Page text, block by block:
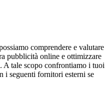
comprendere e valutare
pubblicità online e ottimizzare
A tale scopo confrontiamo i tuoi
i seguenti fornitori esterni se